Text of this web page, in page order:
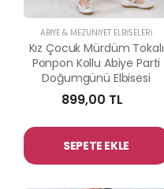
ABİYE & MEZUNİYET ELBİSELERİ
Kız Çocuk Mürdüm Tokalı
Ponpon Kollu Abiye Parti
Doğumgünü Elbisesi
899,00 TL
SEPETE EKLE